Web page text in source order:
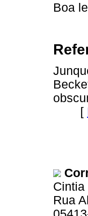
Boa
[
Cintia
Rua